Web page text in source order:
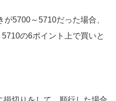
5700～5710だった場合、
の6ポイント上で買いと